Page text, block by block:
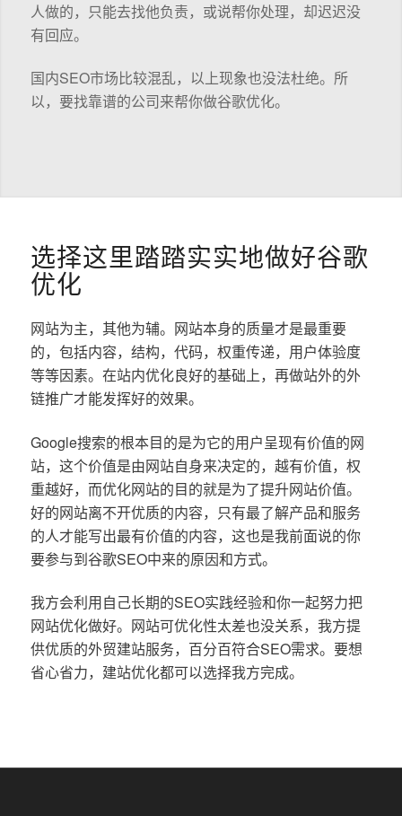
人做的，只能去找他负责，或说帮你处理，却迟迟没
有回应。
国内SEO市场比较混乱，以上现象也没法杜绝。所
以，要找靠谱的公司来帮你做谷歌优化。
选择这里踏踏实实地做好谷歌
优化
网站为主，其他为辅。网站本身的质量才是最重要
的，包括内容，结构，代码，权重传递，用户体验度
等等因素。在站内优化良好的基础上，再做站外的外
链推广才能发挥好的效果。
Google搜索的根本目的是为它的用户呈现有价值的网
站，这个价值是由网站自身来决定的，越有价值，权
重越好，而优化网站的目的就是为了提升网站价值。
好的网站离不开优质的内容，只有最了解产品和服务
的人才能写出最有价值的内容，这也是我前面说的你
要参与到谷歌SEO中来的原因和方式。
我方会利用自己长期的SEO实践经验和你一起努力把
网站优化做好。网站可优化性太差也没关系，我方提
供优质的外贸建站服务，百分百符合SEO需求。要想
省心省力，建站优化都可以选择我方完成。